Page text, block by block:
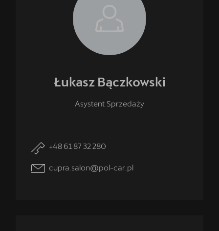
Łukasz Bączkowski
Asystent Sprzedaży
+48 61 87 32 280
cupra.salon@pol-car.pl